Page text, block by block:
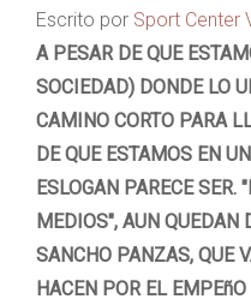
Escrito por Sport Center
A PESAR DE QUE
SOCIEDAD) DONDE LO
CAMINO CORTO PARA
DE QUE ESTAMOS EN
ESLOGAN PARECE
MEDIOS", AUN QUEDAN
SANCHO PANZAS, QUE
HACEN POR EL